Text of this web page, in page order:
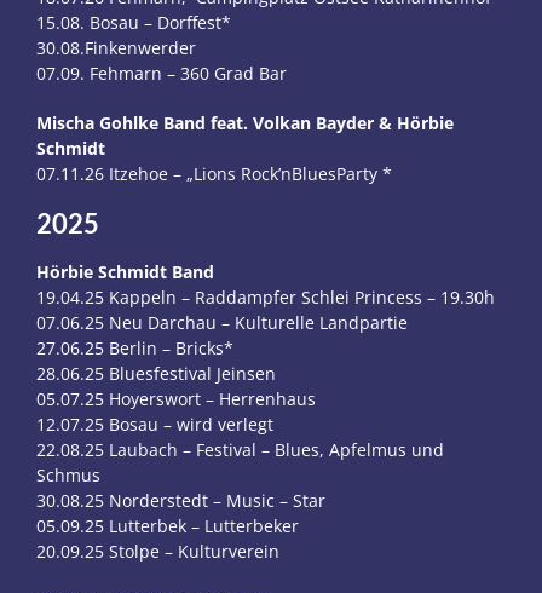
15.08. Bosau – Dorffest*
30.08.Finkenwerder
07.09. Fehmarn – 360 Grad Bar
Mischa Gohlke Band feat. Volkan Bayder & Hörbie
Schmidt
07.11.26 Itzehoe – „Lions Rock’nBluesParty *
2025
Hörbie Schmidt Band
19.04.25 Kappeln – Raddampfer Schlei Princess – 19.30h
07.06.25 Neu Darchau – Kulturelle Landpartie
27.06.25 Berlin – Bricks*
28.06.25 Bluesfestival Jeinsen
05.07.25 Hoyerswort – Herrenhaus
12.07.25 Bosau – wird verlegt
22.08.25 Laubach – Festival – Blues, Apfelmus und
Schmus
30.08.25 Norderstedt – Music – Star
05.09.25 Lutterbek – Lutterbeker
20.09.25 Stolpe – Kulturverein